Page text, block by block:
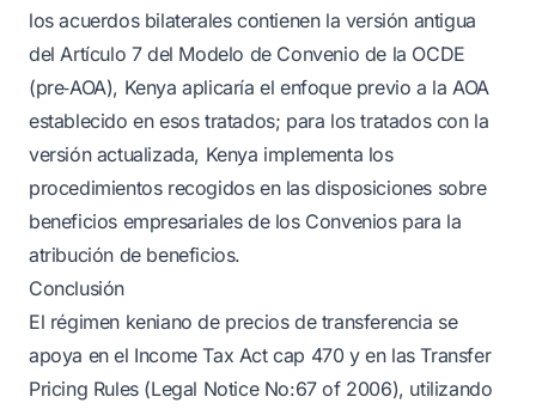
los acuerdos bilaterales contienen la versión antigua
del Artículo 7 del Modelo de Convenio de la OCDE
(pre‑AOA), Kenya aplicaría el enfoque previo a la AOA
establecido en esos tratados; para los tratados con la
versión actualizada, Kenya implementa los
procedimientos recogidos en las disposiciones sobre
beneficios empresariales de los Convenios para la
atribución de beneficios.
Conclusión
El régimen keniano de precios de transferencia se
apoya en el Income Tax Act cap 470 y en las Transfer
Pricing Rules (Legal Notice No:67 of 2006), utilizando